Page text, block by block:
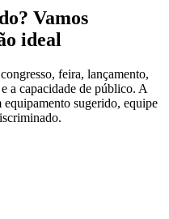
Vamos
ideal
feira, lançamento,
a capacidade de público. A
sugerido, equipe